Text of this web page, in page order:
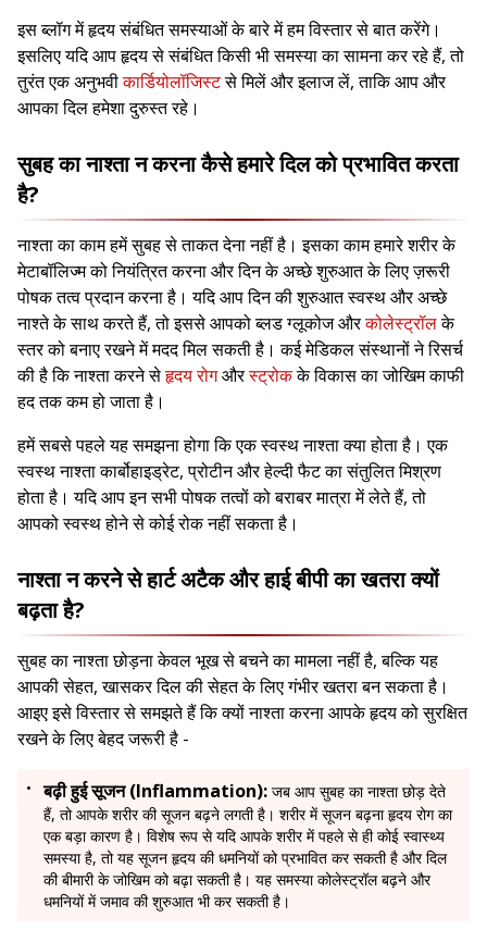
इस ब्लॉग में हृदय संबंधित समस्याओं के बारे में हम विस्तार से बात करेंगे।
इसलिए यदि आप हृदय से संबंधित किसी भी समस्या का सामना कर रहे हैं, तो
तुरंत एक अनुभवीकार्डियोलॉजिस्टसे मिलें और इलाज लें, ताकि आप और
आपका दिल हमेशा दुरुस्त रहे।
सुबह का नाश्ता न करना कैसे हमारे दिल को प्रभावित करता
है?
नाश्ता का काम हमें सुबह से ताकत देना नहीं है। इसका काम हमारे शरीर के
मेटाबॉलिज्म को नियंत्रित करना और दिन के अच्छे शुरुआत के लिए ज़रूरी
पोषक तत्व प्रदान करना है। यदि आप दिन की शुरुआत स्वस्थ और अच्छे
नाश्ते के साथ करते हैं, तो इससे आपको ब्लड ग्लूकोज औरकोलेस्ट्रॉलके
स्तर को बनाए रखने में मदद मिल सकती है। कई मेडिकल संस्थानों ने रिसर्च
की है कि नाश्ता करने सेहृदय रोगऔरस्ट्रोकके विकास का जोखिम काफी
हद तक कम हो जाता है।
हमें सबसे पहले यह समझना होगा कि एक स्वस्थ नाश्ता क्या होता है। एक
स्वस्थ नाश्ता कार्बोहाइड्रेट, प्रोटीन और हेल्दी फैट का संतुलित मिश्रण
होता है। यदि आप इन सभी पोषक तत्वों को बराबर मात्रा में लेते हैं, तो
आपको स्वस्थ होने से कोई रोक नहीं सकता है।
नाश्ता न करने से हार्ट अटैक और हाई बीपी का खतरा क्यों
बढ़ता है?
सुबह का नाश्ता छोड़ना केवल भूख से बचने का मामला नहीं है, बल्कि यह
आपकी सेहत, खासकर दिल की सेहत के लिए गंभीर खतरा बन सकता है।
आइए इसे विस्तार से समझते हैं कि क्यों नाश्ता करना आपके हृदय को सुरक्षित
रखने के लिए बेहद जरूरी है -
बढ़ी हुई सूजन (Inflammation): जब आप सुबह का नाश्ता छोड़ देते
हैं, तो आपके शरीर की सूजन बढ़ने लगती है। शरीर में सूजन बढ़ना हृदय रोग का
एक बड़ा कारण है। विशेष रूप से यदि आपके शरीर में पहले से ही कोई स्वास्थ्य
समस्या है, तो यह सूजन हृदय की धमनियों को प्रभावित कर सकती है और दिल
की बीमारी के जोखिम को बढ़ा सकती है। यह समस्या कोलेस्ट्रॉल बढ़ने और
धमनियों में जमाव की शुरुआत भी कर सकती है।